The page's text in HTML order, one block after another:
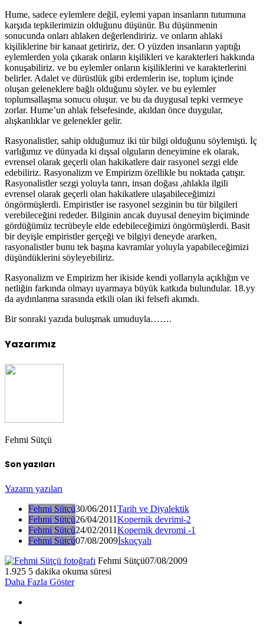
Hume, sadece eylemlere değil, eylemi yapan insanların tutumuna
karşıda tepkilerimizin olduğunu düşünür. Bu düşünmenin
sonucunda onları ahlaken değerlendiririz. ve onların ahlaki
kişiliklerine bir kanaat getiririz, der. O yüzden insanların yaptığı
eylemlerden yola çıkarak onların kişilikleri ve karakterleri hakkında
konuşabiliriz. ve bu eylemler onların kişiliklerini ve karakterlerini
belirler. Adalet ve dürüstlük gibi erdemlerin ise, toplum içinde
oluşan geleneklere bağlı olduğunu söyler. ve bu eylemler
toplumsallaşma sonucu oluşur. ve bu da duygusal tepki vermeye
zorlar. Hume’un ahlak felsefesinde, akıldan önce duygular,
alışkanlıklar ve gelenekler gelir.
Rasyonalistler, sahip olduğumuz iki tür bilgi olduğunu söylemişti. İç
varlığımız ve dünyada ki dışsal olguların deneyimine ek olarak,
evrensel olarak geçerli olan hakikatlere dair rasyonel sezgi elde
edebiliriz. Rasyonalizm ve Empirizm özellikle bu noktada çatışır.
Rasyonalistler sezgi yoluyla tanrı, insan doğası ,ahlakla ilgili
evrensel olarak geçerli olan hakikatlere ulaşabileceğimizi
öngörmüşlerdi. Empiristler ise rasyonel sezginin bu tür bilgileri
verebileceğini rededer. Bilginin ancak duyusal deneyim biçiminde
gördüğümüz tecrübeyle elde edebileceğimizi öngörmüşlerdi. Basit
bir deyişle empiristler gerçeği ve bilgiyi deneyde ararken,
rasyonalistler bunu tek başına kavramlar yoluyla yapabileceğimizi
düşündüklerini söyleyebiliriz.
Rasyonalizm ve Empirizm her ikiside kendi yollarıyla açıklığın ve
netliğin farkında olmayı uyarmaya büyük katkıda bulundular. 18.yy
da aydınlanma sırasında etkili olan iki felsefi akımdı.
Bir sonraki yazıda buluşmak umuduyla…….
Yazarımız
Fehmi Sütçü
Son yazıları
Yazarın yazıları
Fehmi Sütçü30/06/2011Tarih ve Diyalektik
Fehmi Sütçü26/04/2011Kopernik devrimi-2
Fehmi Sütçü24/02/2011Kopernik devromi -1
Fehmi Sütçü07/08/2009İskoçyalı
Fehmi Sütçü07/08/2009
1.925 5 dakika okuma süresi
Daha Fazla Göster